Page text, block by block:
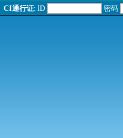
CI通行证: ID 密码